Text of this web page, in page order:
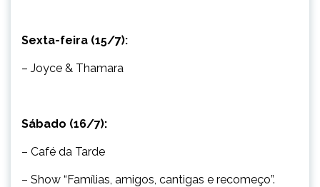
Sexta-feira (15/7):
– Joyce & Thamara
Sábado (16/7):
– Café da Tarde
– Show “Famílias, amigos, cantigas e recomeço”.